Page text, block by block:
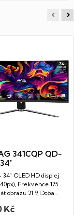
341CQP QD-
34" OLED HD displej
Frekvence 175
obrazu 21:9, Doba
Kč